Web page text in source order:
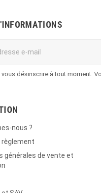
désinscrire à tout moment.
nous ?
règlement
générales de vente et